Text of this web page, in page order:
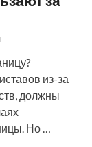
из-за
должны
Но …